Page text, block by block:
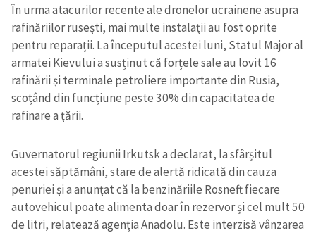
În urma atacurilor recente ale dronelor ucrainene asupra
rafinăriilor rusești, mai multe instalații au fost oprite
pentru reparații. La începutul acestei luni, Statul Major al
armatei Kievului a susținut că forțele sale au lovit 16
rafinării și terminale petroliere importante din Rusia,
scoțând din funcțiune peste 30% din capacitatea de
rafinare a țării.
Guvernatorul regiunii Irkutsk a declarat, la sfârșitul
acestei săptămâni, stare de alertă ridicată din cauza
penuriei și a anunțat că la benzinăriile Rosneft fiecare
autovehicul poate alimenta doar în rezervor și cel mult 50
de litri, relatează agenția Anadolu. Este interzisă vânzarea